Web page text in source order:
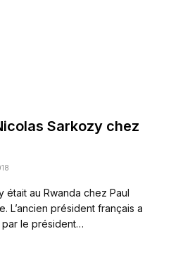
Sarkozy chez
était au Rwanda chez Paul
L’ancien président français a
le président…